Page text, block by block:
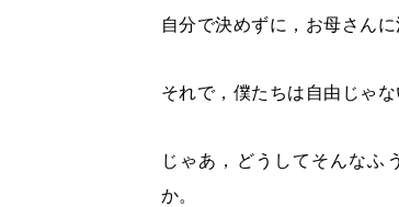
自分で決めずに，お母さんに
それで，僕たちは自由じゃな
じゃあ，どうしてそんなふ
か。